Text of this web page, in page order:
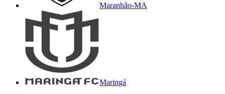
Maranhão-MA
Maringá